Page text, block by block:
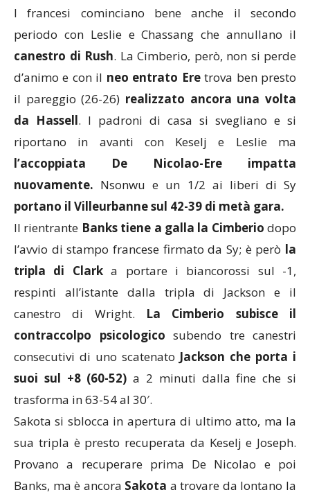
I francesi cominciano bene anche il secondo
periodo con Leslie e Chassang che annullano il
canestro di Rush. La Cimberio, però, non si perde
d’animo e con il neo entrato Eretrova ben presto
il pareggio (26-26) realizzato ancora una volta
da Hassell. I padroni di casa si svegliano e si
riportano in avanti con Keselj e Leslie ma
l’accoppiata De Nicolao-Ere impatta
nuovamente. Nsonwu e un 1/2 ai liberi di Sy
portano il Villeurbanne sul 42-39 di metà gara.
Il rientrante Banks tiene a galla la Cimberio dopo
l’avvio di stampo francese firmato da Sy; è però la
tripla di Clarka portare i biancorossi sul -1,
respinti all’istante dalla tripla di Jackson e il
canestro di Wright. La Cimberio subisce il
contraccolpo psicologico subendo tre canestri
consecutivi di uno scatenato Jackson che porta i
suoi sul +8 (60-52) a 2 minuti dalla fine che si
trasforma in 63-54 al 30′.
Sakota si sblocca in apertura di ultimo atto, ma la
sua tripla è presto recuperata da Keselj e Joseph.
Provano a recuperare prima De Nicolao e poi
Banks, ma è ancora Sakota a trovare da lontano la